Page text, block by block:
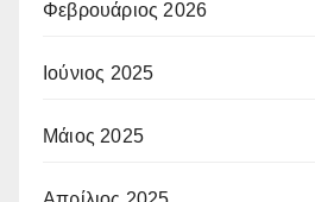
Φεβρουάριος 2026
Ιούνιος 2025
Μάιος 2025